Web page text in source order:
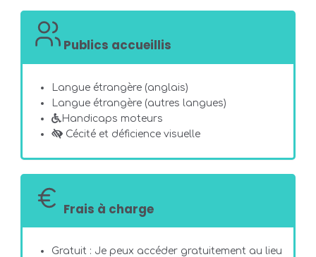
Publics accueillis
Langue étrangère (anglais)
Langue étrangère (autres langues)
Handicaps moteurs
Cécité et déficience visuelle
Frais à charge
Gratuit : Je peux accéder gratuitement au lieu